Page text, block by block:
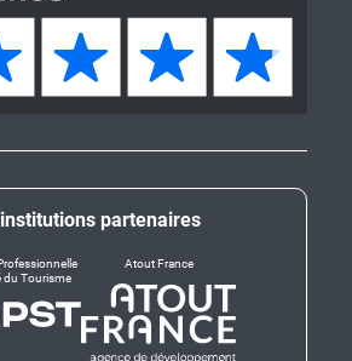
institutions partenaires
Atout France